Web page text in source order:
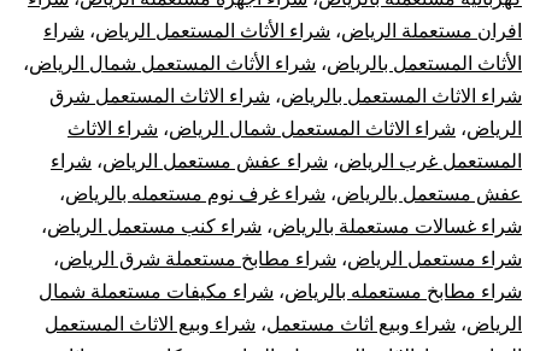
افران مستعملة الرياض، شراء الأثاث المستعمل الرياض، شراء
الأثاث المستعمل بالرياض، شراء الأثاث المستعمل شمال الرياض،
شراء الاثاث المستعمل بالرياض، شراء الاثاث المستعمل شرق
الرياض، شراء الاثاث المستعمل شمال الرياض، شراء الاثاث
المستعمل غرب الرياض، شراء عفش مستعمل الرياض، شراء
عفش مستعمل بالرياض، شراء غرف نوم مستعمله بالرياض،
شراء غسالات مستعملة بالرياض، شراء كنب مستعمل الرياض،
شراء مستعمل الرياض، شراء مطابخ مستعملة شرق الرياض،
شراء مطابخ مستعمله بالرياض، شراء مكيفات مستعملة شمال
الرياض، شراء وبيع اثاث مستعمل، شراء وبيع الاثاث المستعمل